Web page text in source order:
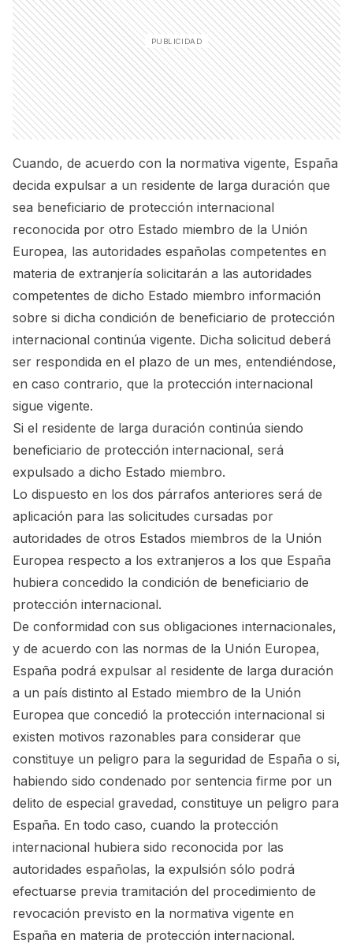
Cuando, de acuerdo con la normativa vigente, España
decida expulsar a un residente de larga duración que
sea beneficiario de protección internacional
reconocida por otro Estado miembro de la Unión
Europea, las autoridades españolas competentes en
materia de extranjería solicitarán a las autoridades
competentes de dicho Estado miembro información
sobre si dicha condición de beneficiario de protección
internacional continúa vigente. Dicha solicitud deberá
ser respondida en el plazo de un mes, entendiéndose,
en caso contrario, que la protección internacional
sigue vigente.
Si el residente de larga duración continúa siendo
beneficiario de protección internacional, será
expulsado a dicho Estado miembro.
Lo dispuesto en los dos párrafos anteriores será de
aplicación para las solicitudes cursadas por
autoridades de otros Estados miembros de la Unión
Europea respecto a los extranjeros a los que España
hubiera concedido la condición de beneficiario de
protección internacional.
De conformidad con sus obligaciones internacionales,
y de acuerdo con las normas de la Unión Europea,
España podrá expulsar al residente de larga duración
a un país distinto al Estado miembro de la Unión
Europea que concedió la protección internacional si
existen motivos razonables para considerar que
constituye un peligro para la seguridad de España o si,
habiendo sido condenado por sentencia firme por un
delito de especial gravedad, constituye un peligro para
España. En todo caso, cuando la protección
internacional hubiera sido reconocida por las
autoridades españolas, la expulsión sólo podrá
efectuarse previa tramitación del procedimiento de
revocación previsto en la normativa vigente en
España en materia de protección internacional.